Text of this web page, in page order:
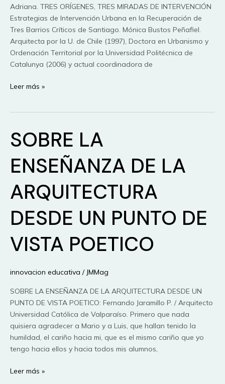
Adriana. TRES ORÍGENES, TRES MIRADAS DE INTERVENCIÓN
Estrategias de Intervención Urbana en la Recuperación de
Tres Barrios Críticos de Santiago. Mónica Bustos Peñafiel.
Arquitecta por la U. de Chile (1997), Doctora en Urbanismo y
Ordenación Territorial por la Universidad Politécnica de
Catalunya (2006) y actual coordinadora de
PROGRAMA
Leer más »
SOBRE LA
ENSEÑANZA DE LA
ARQUITECTURA
DESDE UN PUNTO DE
VISTA POETICO
innovacion educativa / JMMag
SOBRE LA ENSEÑANZA DE LA ARQUITECTURA DESDE UN
PUNTO DE VISTA POETICO: Fernando Jaramillo P. / Arquitecto
Universidad Católica de Valparaíso. Primero que nada
quisiera agradecer a Mario y a Luis, que hallan tenido la
humildad, el cariño hacia mi, que es el mismo cariño que yo
tengo hacia ellos y hacia todos mis alumnos,
SOBRE
Leer más »